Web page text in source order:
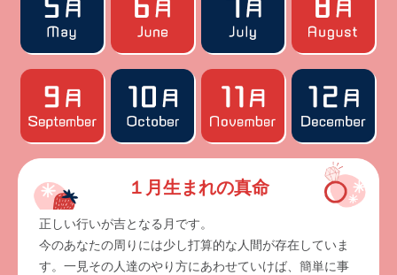
１月生まれの真命
正しい行いが吉となる月です。
今のあなたの周りには少し打算的な人間が存在していま
す。一見その人達のやり方にあわせていけば、簡単に事